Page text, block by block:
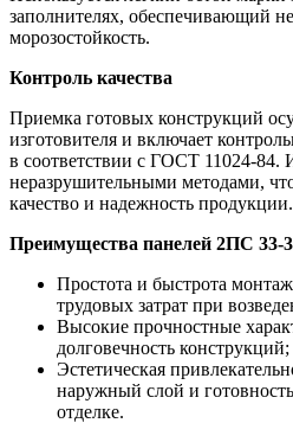
заполнителях, обеспечивающий
морозостойкость.
Контроль качества
Приемка готовых конструкций
изготовителя и включает
в соответствии с ГОСТ 11024-84.
неразрушительными методами,
качество и надежность продукции.
Преимущества панелей 2ПС 33-
Простота и быстрота
трудовых затрат при
Высокие прочностные
долговечность конструкций;
Эстетическая
наружный слой и
отделке.